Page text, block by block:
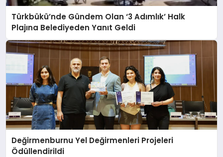
Türkbükü’nde Gündem Olan ‘3 Adımlık’ Halk
Plajına Belediyeden Yanıt Geldi
Değirmenburnu Yel Değirmenleri Projeleri
Ödüllendirildi